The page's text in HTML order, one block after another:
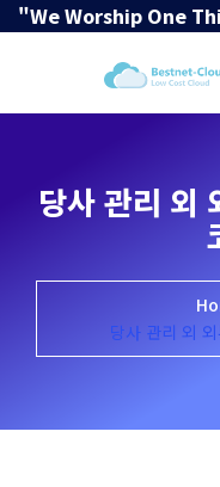
"We Worship One
당사 관리 외
당사 관리 외